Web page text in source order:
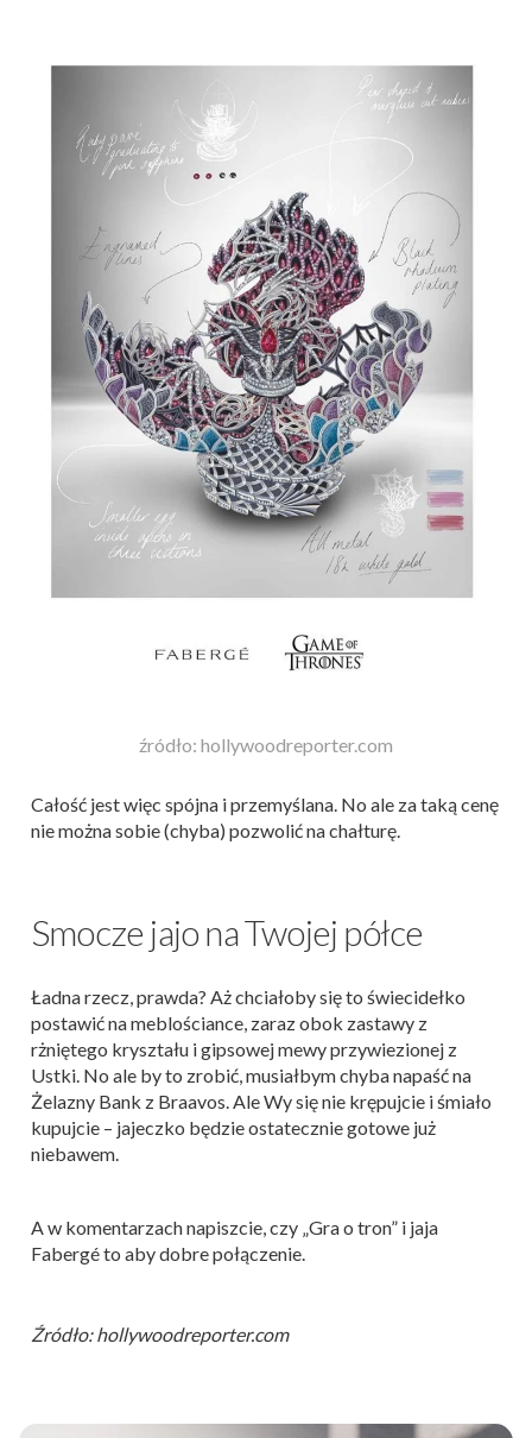
źródło: hollywoodreporter.com
Całość jest więc spójna i przemyślana. No ale za taką cenę
nie można sobie (chyba) pozwolić na chałturę.
Smocze jajo na Twojej półce
Ładna rzecz, prawda? Aż chciałoby się to świecidełko
postawić na meblościance, zaraz obok zastawy z
rżniętego kryształu i gipsowej mewy przywiezionej z
Ustki. No ale by to zrobić, musiałbym chyba napaść na
Żelazny Bank z Braavos. Ale Wy się nie krępujcie i śmiało
kupujcie – jajeczko będzie ostatecznie gotowe już
niebawem.
A w komentarzach napiszcie, czy „Gra o tron” i jaja
Fabergé to aby dobre połączenie.
Źródło: hollywoodreporter.com